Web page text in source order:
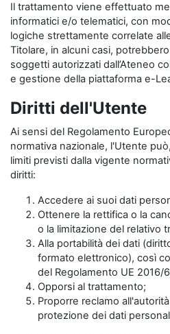
Il trattamento viene effettuato
informatici e/o telematici, con
logiche strettamente correlate
Titolare, in alcuni casi,
soggetti autorizzati dall’Ateneo
e gestione della piattaforma e-
Diritti dell'Utente
Ai sensi del Regolamento
normativa nazionale, l'Utente
limiti previsti dalla vigente
diritti:
Accedere ai suoi dati
Ottenere la rettifica o la
o la limitazione del relativo
Alla portabilità dei dati
formato elettronico), così
del Regolamento UE 2016/
Opporsi al trattamento;
Proporre reclamo
protezione dei dati